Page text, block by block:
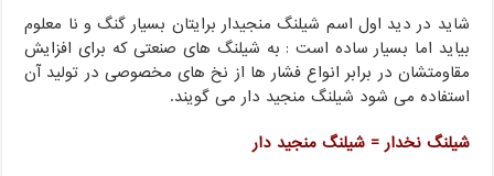
شاید در دید اول اسم شیلنگ منجیدار برایتان بسیار گنگ و نا معلوم
بیاید اما بسیار ساده است : به شیلنگ های صنعتی که برای افزایش
مقاومتشان در برابر انواع فشار ها از نخ های مخصوصی در تولید آن
استفاده می شود شیلنگ منجید دار می گویند.
شیلنگ نخدار = شیلنگ منجید دار